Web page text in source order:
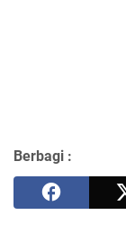
Berbagi :